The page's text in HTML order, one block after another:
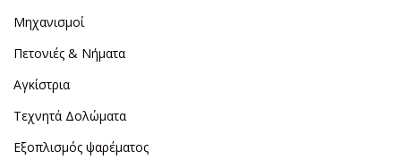
Μηχανισμοί
Πετονιές & Νήματα
Αγκίστρια
Τεχνητά Δολώματα
Εξοπλισμός ψαρέματος